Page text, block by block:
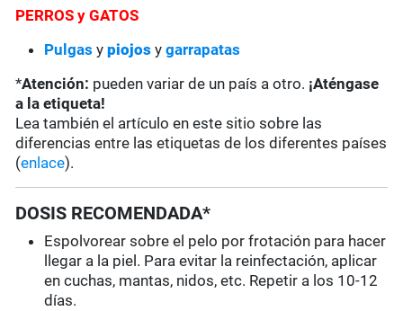
PERROS y GATOS
Pulgas ypiojosygarrapatas
*Atención: pueden variar de un país a otro. ¡Aténgase
a la etiqueta!
Lea también el artículo en este sitio sobre las
diferencias entre las etiquetas de los diferentes países
(enlace).
DOSIS RECOMENDADA*
Espolvorear sobre el pelo por frotación para hacer
llegar a la piel. Para evitar la reinfectación, aplicar
en cuchas, mantas, nidos, etc. Repetir a los 10-12
días.